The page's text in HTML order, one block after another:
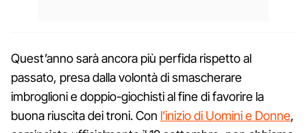
Quest’anno sarà ancora più perfida rispetto al
passato, presa dalla volontà di smascherare
imbroglioni e doppio-giochisti al fine di favorire la
buona riuscita dei troni. Con l’inizio di Uomini e Donne,